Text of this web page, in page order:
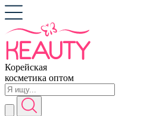
Корейская
косметика оптом